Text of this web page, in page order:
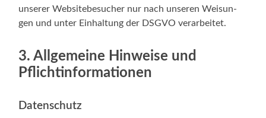
unse­rer Web­site­be­su­cher nur nach unse­ren Wei­sun­
gen und unter Ein­hal­tung der DSGVO verarbeitet.
3. Allgemeine Hinweise und
Pflichtinformationen
Datenschutz